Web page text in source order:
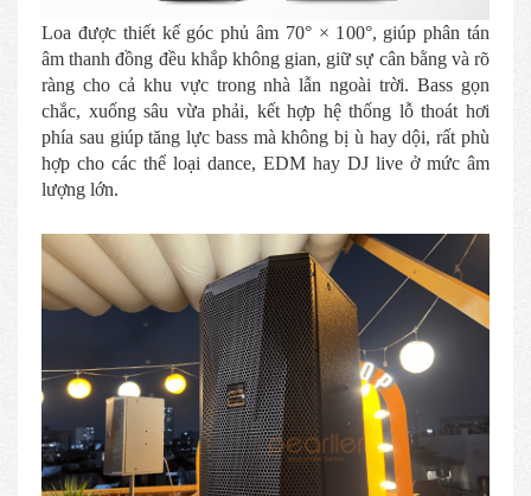
Loa được thiết kế góc phủ âm 70° × 100°, giúp phân tán
âm thanh đồng đều khắp không gian, giữ sự cân bằng và rõ
ràng cho cả khu vực trong nhà lẫn ngoài trời. Bass gọn
chắc, xuống sâu vừa phải, kết hợp hệ thống lỗ thoát hơi
phía sau giúp tăng lực bass mà không bị ù hay dội, rất phù
hợp cho các thể loại dance, EDM hay DJ live ở mức âm
lượng lớn.